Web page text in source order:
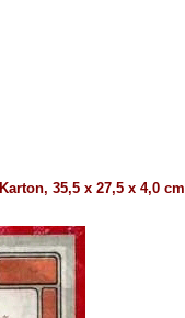
Karton, 35,5 x 27,5 x 4,0 cm